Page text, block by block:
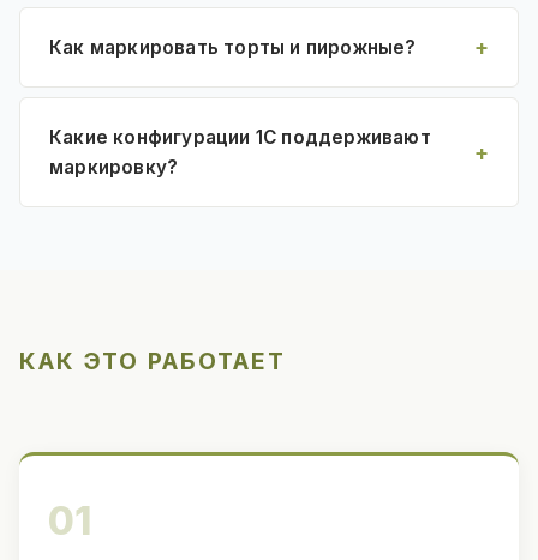
Как маркировать торты и пирожные?
Какие конфигурации 1С поддерживают
маркировку?
КАК ЭТО РАБОТАЕТ
01